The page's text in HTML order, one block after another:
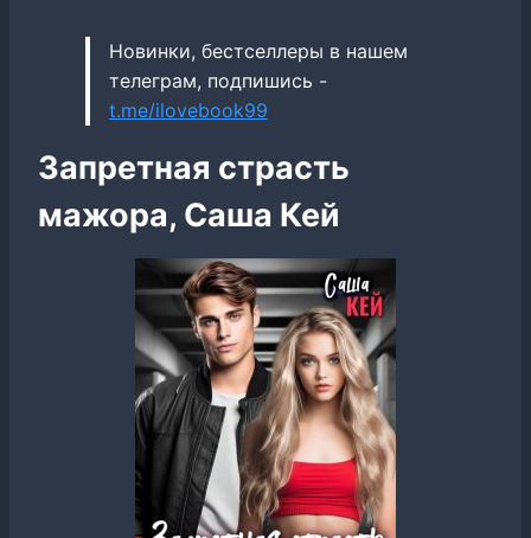
Новинки, бестселлеры в нашем
телеграм, подпишись -
t.me/ilovebook99
Запретная страсть
мажора, Саша Кей